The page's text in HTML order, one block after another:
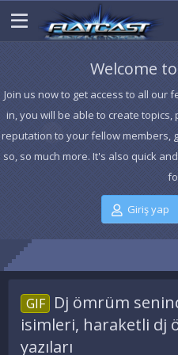
Welcome
Join us now to get access to all our
in, you will be able to create
reputation to your fellow members,
so, so much more. It's also quick
Giriş yap
GIF
Dj ömrüm
isimleri, haraketli dj
yazıları